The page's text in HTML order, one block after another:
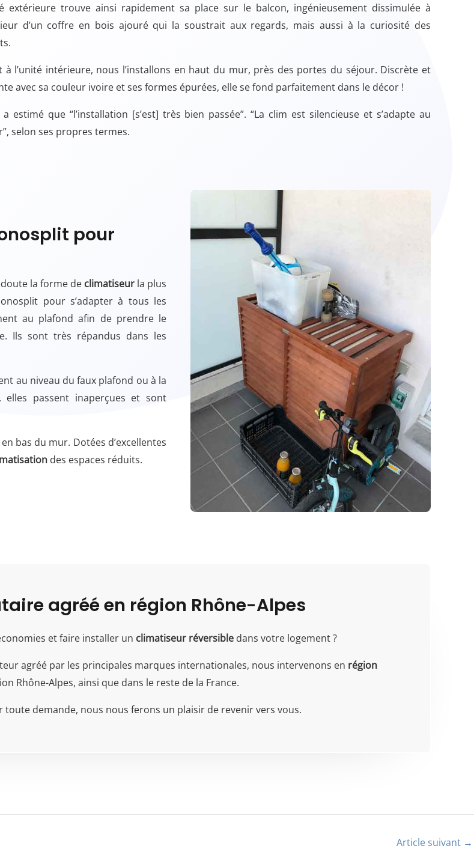
extérieure trouve ainsi rapidement sa place sur le balcon, ingénieusement dissimulée à
d’un coffre en bois ajouré qui la soustrait aux regards, mais aussi à la curiosité des
à l’unité intérieure, nous l’installons en haut du mur, près des portes du séjour. Discrète et
avec sa couleur ivoire et ses formes épurées, elle se fond parfaitement dans le décor !
a estimé que “l’installation [s’est] très bien passée”. “La clim est silencieuse et s’adapte au
selon ses propres termes.
pour
la forme de climatiseur la plus
pour s’adapter à tous les
au plafond afin de prendre le
Ils sont très répandus dans les
au niveau du faux plafond ou à la
elles passent inaperçues et sont
bas du mur. Dotées d’excellentes
des espaces réduits.
agréé en région Rhône-Alpes
et faire installer un climatiseur réversible dans votre logement ?
agréé par les principales marques internationales, nous intervenons en région
Rhône-Alpes, ainsi que dans le reste de la France.
toute demande, nous nous ferons un plaisir de revenir vers vous.
Article suivant →